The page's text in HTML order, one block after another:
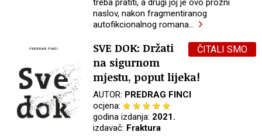
treba pratiti, a drugi joj je ovo prozni
naslov, nakon fragmentiranog
autofikcionalnog romana…
ČITALI SMO
SVE DOK: Držati
na sigurnom
mjestu, poput lijeka!
AUTOR: PREDRAG FINCI
ocjena:
godina izdanja: 2021.
izdavač: Fraktura